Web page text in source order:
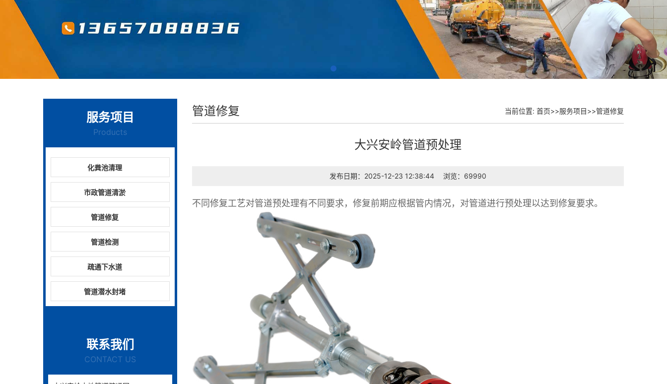
服务项目
Products
化粪池清理
市政管道清淤
管道修复
管道检测
疏通下水道
管道潜水封堵
联系我们
CONTACT US
管道修复 当前位置: 首页>>服务项目>>管道修复
大兴安岭管道预处理
发布日期：2025-12-23 12:38:44 浏览：69990
不同修复工艺对管道预处理有不同要求，修复前期应根据管内情况，对管道进行预处理以达到修复要求。